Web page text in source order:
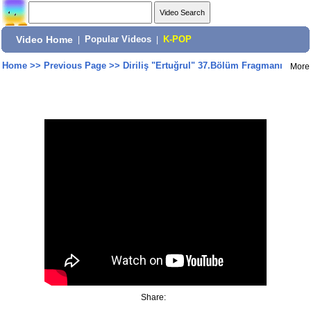
Video Home Popular Videos K-POP
Home>> Previous Page>> Diriliş "Ertuğrul" 37.Bölüm Fragmanı More
Share: